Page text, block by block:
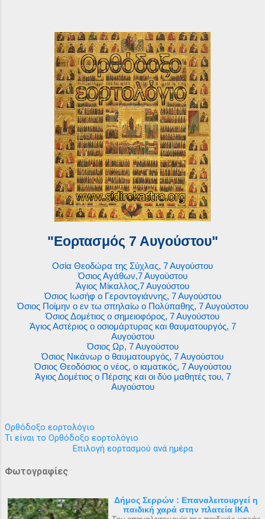
"Εορτασμός 7 Αυγούστου"
Οσία Θεοδώρα της Σύχλας, 7 Αυγούστου
Όσιος Αγάθων,7 Αυγούστου
Άγιος Μίκαλλος,7 Αυγούστου
Όσιος Ιωσήφ ο Γεροντογιάννης, 7 Αυγούστου
Όσιος Ποίμην ο εν τω σπηλαίω ο Πολύπαθης, 7 Αυγούστου
Όσιος Δομέτιος ο σημειοφόρος, 7 Αυγούστου
Άγιος Αστέριος ο οσιομάρτυρας και θαυματουργός, 7
Αυγούστου
Όσιος Ωρ, 7 Αυγούστου
Όσιος Νικάνωρ ο θαυματουργός, 7 Αυγούστου
Όσιος Θεοδόσιος ο νέος, ο ιαματικός, 7 Αυγούστου
Άγιος Δομέτιος ο Πέρσης και οι δύο μαθητές του, 7
Αυγούστου
Ορθόδοξο εορτολόγιο
Τι είναι το Ορθόδοξο εορτολόγιο
Επιλογή εορτασμού ανά ημέρα
Φωτογραφίες
Δήμος Σερρών : Επαναλειτουργεί η
παιδική χαρά στην πλατεία ΙΚΑ